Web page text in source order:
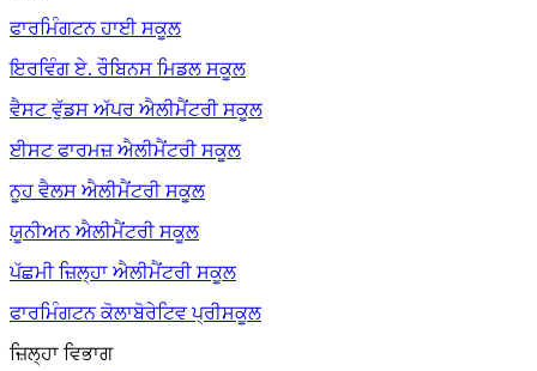
ਫਾਰਮਿੰਗਟਨ ਹਾਈ ਸਕੂਲ
ਇਰਵਿੰਗ ਏ. ਰੌਬਿਨਸ ਮਿਡਲ ਸਕੂਲ
ਵੈਸਟ ਵੁੱਡਸ ਅੱਪਰ ਐਲੀਮੈਂਟਰੀ ਸਕੂਲ
ਈਸਟ ਫਾਰਮਜ਼ ਐਲੀਮੈਂਟਰੀ ਸਕੂਲ
ਨੂਹ ਵੈਲਸ ਐਲੀਮੈਂਟਰੀ ਸਕੂਲ
ਯੂਨੀਅਨ ਐਲੀਮੈਂਟਰੀ ਸਕੂਲ
ਪੱਛਮੀ ਜ਼ਿਲ੍ਹਾ ਐਲੀਮੈਂਟਰੀ ਸਕੂਲ
ਫਾਰਮਿੰਗਟਨ ਕੋਲਾਬੋਰੇਟਿਵ ਪ੍ਰੀਸਕੂਲ
ਜ਼ਿਲ੍ਹਾ ਵਿਭਾਗ